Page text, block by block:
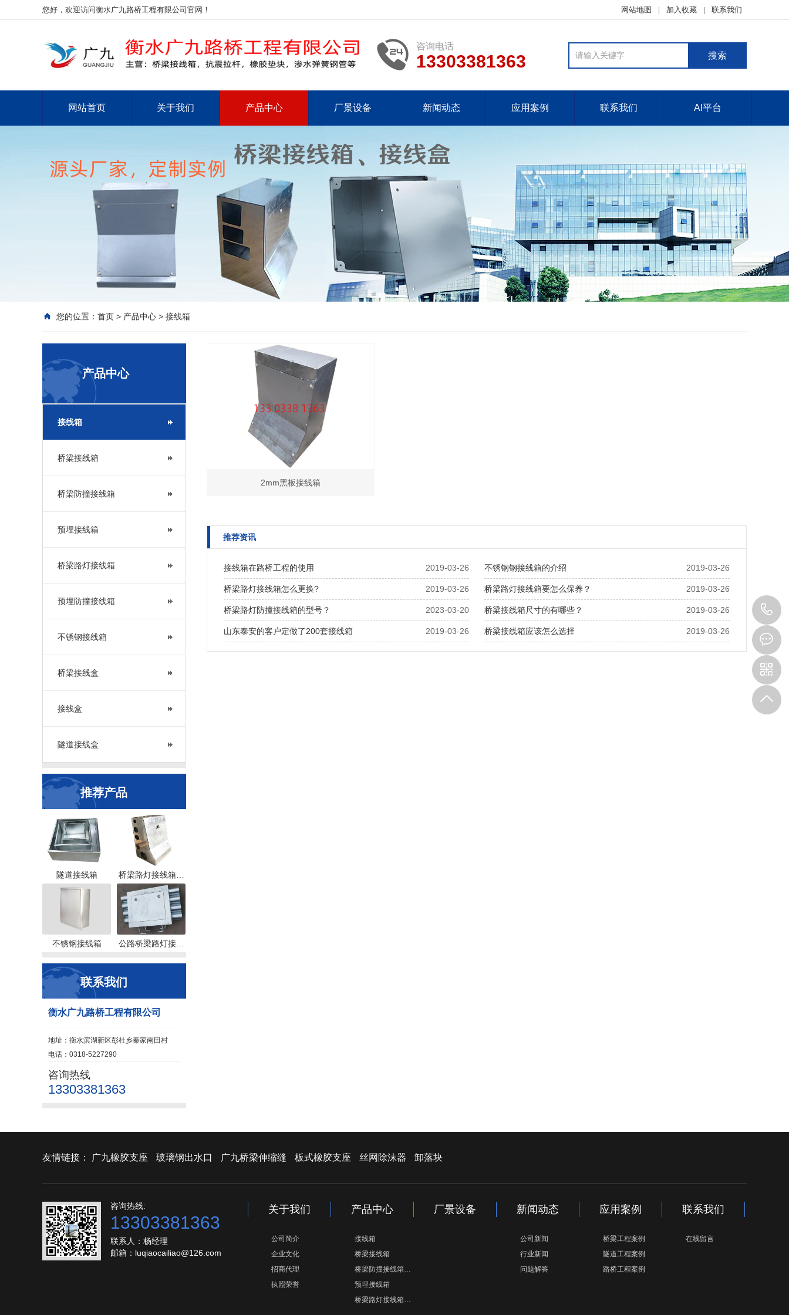
您好，欢迎访问衡水广九路桥工程有限公司官网！ 网站地图 加入收藏 联系我们
咨询电话
13303381363
网站首页 关于我们 产品中心 厂景设备 新闻动态 应用案例 联系我们 AI平台
您的位置： 首页 > 产品中心 > 接线箱
产品中心
接线箱
桥梁接线箱
桥梁防撞接线箱
预埋接线箱
桥梁路灯接线箱
预埋防撞接线箱
不锈钢接线箱
桥梁接线盒
接线盒
隧道接线盒
推荐产品
隧道接线箱 桥梁路灯接线箱…
不锈钢接线箱 公路桥梁路灯接…
联系我们
衡水广九路桥工程有限公司
地址：衡水滨湖新区彭杜乡秦家南田村
电话：0318-5227290
咨询热线
13303381363
2mm黑板接线箱
推荐资讯
2019-03-26
接线箱在路桥工程的使用 2019-03-26
不锈钢钢接线箱的介绍
2019-03-26
桥梁路灯接线箱怎么更换? 2019-03-26
桥梁路灯接线箱要怎么保养？
2023-03-20
桥梁路灯防撞接线箱的型号？ 2019-03-26
桥梁接线箱尺寸的有哪些？
2019-03-26
山东泰安的客户定做了200套接线箱 2019-03-26
桥梁接线箱应该怎么选择
友情链接： 广九橡胶支座 玻璃钢出水口 广九桥梁伸缩缝 板式橡胶支座 丝网除沫器 卸落块
咨询热线:
13303381363
联系人：杨经理
邮箱：luqiaocailiao@126.com
关于我们
公司简介
企业文化
招商代理
执照荣誉
产品中心
接线箱
桥梁接线箱
桥梁防撞接线箱…
预埋接线箱
桥梁路灯接线箱…
厂景设备 新闻动态
公司新闻
行业新闻
问题解答
应用案例
桥梁工程案例
隧道工程案例
路桥工程案例
联系我们
在线留言